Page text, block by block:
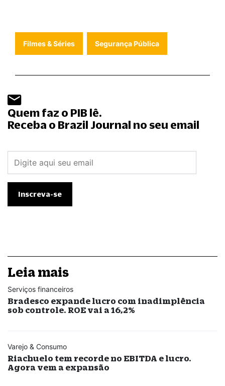
Filmes & Séries Segurança Pública
Quem faz o PIB lê.
Receba o Brazil Journal no seu email
Leia mais
Serviços financeiros
Bradesco expande lucro com inadimplência
sob controle. ROE vai a 16,2%
Varejo & Consumo
Riachuelo tem recorde no EBITDA e lucro.
Agora vem a expansão